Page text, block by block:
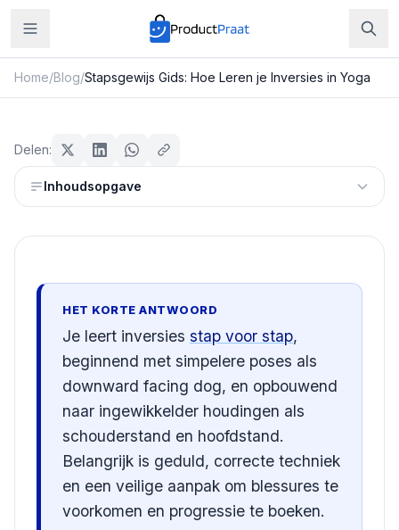
Home/Blog/Stapsgewijs Gids: Hoe Leren je Inversies in Yoga
Stapsgewijs Gids: Hoe Leren je
Inversies in Yoga
Redactie ProductPraat
Delen:
Inhoudsopgave
HET KORTE ANTWOORD
Je leert inversies stap voor stap,
beginnend met simpelere poses als
downward facing dog, en opbouwend
naar ingewikkelder houdingen als
schouderstand en hoofdstand.
Belangrijk is geduld, correcte techniek
en een veilige aanpak om blessures te
voorkomen en progressie te boeken.